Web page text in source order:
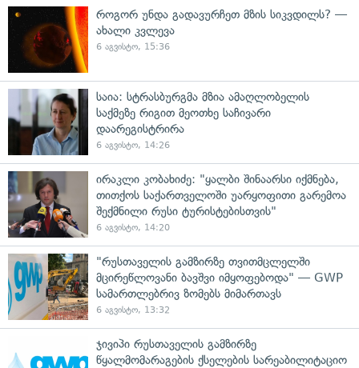
როგორ უნდა გადავურჩეთ მზის სიკვდილს? —
ახალი კვლევა
6 აგვისტო, 15:36
საია: სტრასბურგმა მზია ამაღლობელის
საქმეზე რიგით მეოთხე საჩივარი
დაარეგისტრირა
6 აგვისტო, 14:26
ირაკლი კობახიძე: "ყალბი შინაარსი იქმნება,
თითქოს საქართველოში უარყოფითი გარემოა
შექმნილი რუსი ტურისტებისთვის"
6 აგვისტო, 14:20
"რუსთაველის გამზირზე თვითმცლელში
მცირეწლოვანი ბავშვი იმყოფებოდა" — GWP
სამართლებრივ ზომებს მიმართავს
6 აგვისტო, 13:32
ჯივიპი რუსთაველის გამზირზე
წყალმომარაგების ქსელების სარეაბილიტაციო